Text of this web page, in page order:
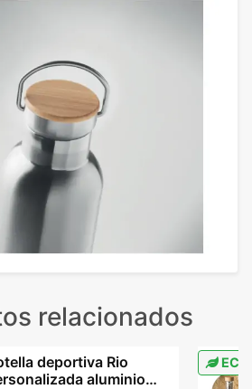
relacionados
deportiva Rio
aluminio
ECO